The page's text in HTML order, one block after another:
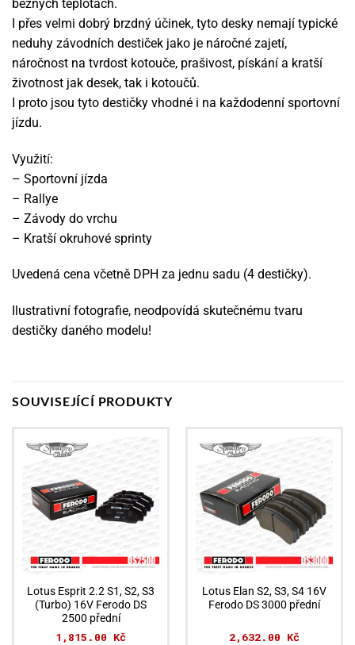
běžných teplotách.
I přes velmi dobrý brzdný účinek, tyto desky nemají typické
neduhy závodních destiček jako je náročné zajetí,
náročnost na tvrdost kotouče, prašivost, pískání a kratší
životnost jak desek, tak i kotoučů.
I proto jsou tyto destičky vhodné i na každodenní sportovní
jízdu.
Využití:
– Sportovní jízda
– Rallye
– Závody do vrchu
– Kratší okruhové sprinty
Uvedená cena včetně DPH za jednu sadu (4 destičky).
Ilustrativní fotografie, neodpovídá skutečnému tvaru
destičky daného modelu!
SOUVISEJÍCÍ PRODUKTY
Lotus Esprit 2.2 S1, S2, S3
(Turbo) 16V Ferodo DS
2500 přední
1,815.00 Kč
Lotus Elan S2, S3, S4 16V
Ferodo DS 3000 přední
2,632.00 Kč